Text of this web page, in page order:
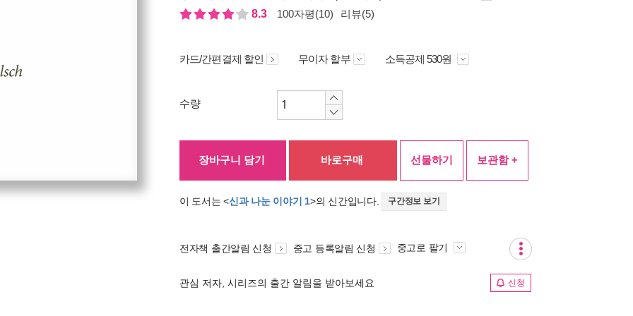
8.3
100자평(10) 리뷰(5)
카드/간편결제 할인 무이자 할부 소득공제 530원
수량
장바구니 담기 바로구매 선물하기 보관함 +
이 도서는 <신과 나눈 이야기 1>의 신간입니다. 구간정보 보기
전자책 출간알림 신청 중고 등록알림 신청 중고로 팔기
관심 저자, 시리즈의 출간 알림을 받아보세요 신청